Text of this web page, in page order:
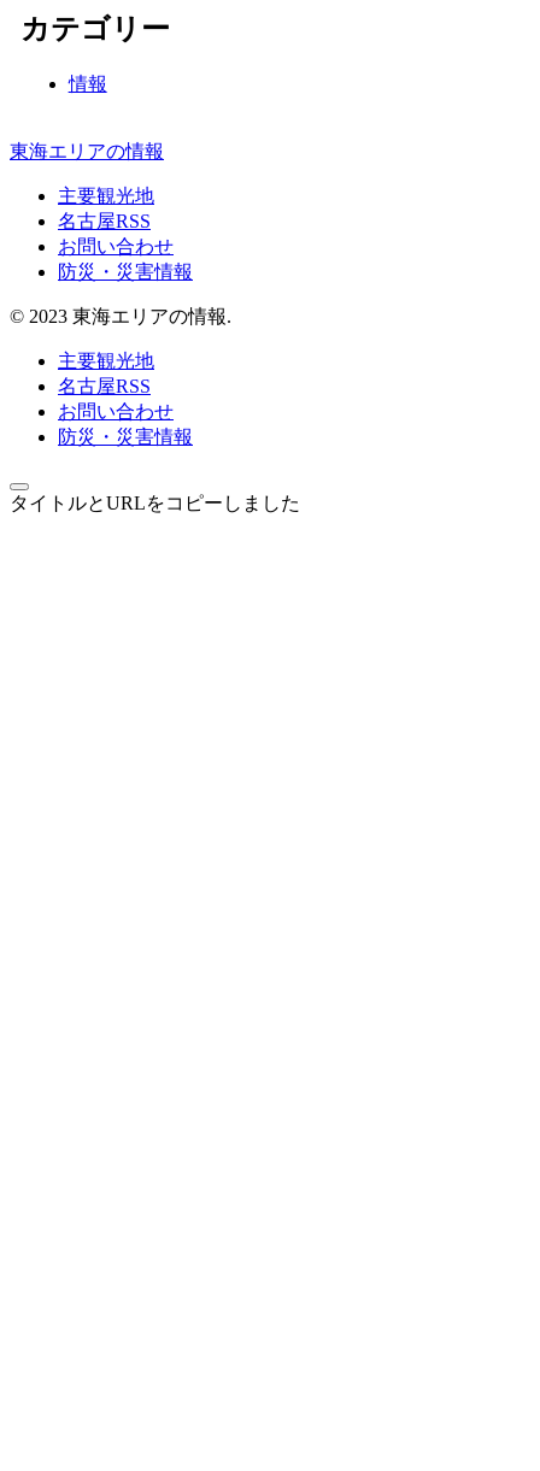
カテゴリー
情報
東海エリアの情報
主要観光地
名古屋RSS
お問い合わせ
防災・災害情報
© 2023 東海エリアの情報.
主要観光地
名古屋RSS
お問い合わせ
防災・災害情報
タイトルとURLをコピーしました